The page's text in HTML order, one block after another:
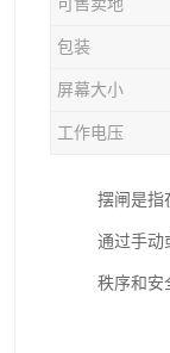
可售卖地
包装
屏幕大小
工作电压
摆闸是指
通过手动
秩序和安